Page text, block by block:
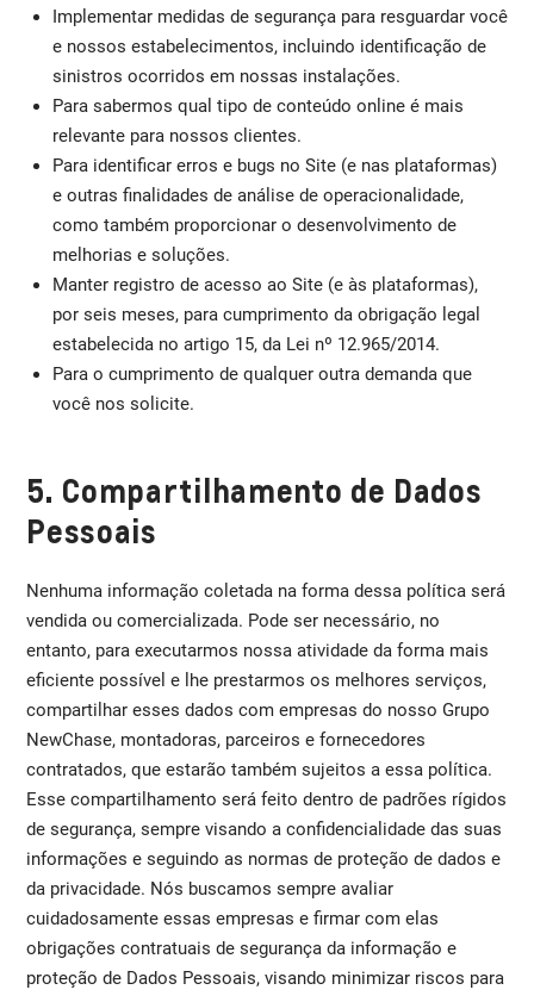
Implementar medidas de segurança para resguardar você
e nossos estabelecimentos, incluindo identificação de
sinistros ocorridos em nossas instalações.
Para sabermos qual tipo de conteúdo online é mais
relevante para nossos clientes.
Para identificar erros e bugs no Site (e nas plataformas)
e outras finalidades de análise de operacionalidade,
como também proporcionar o desenvolvimento de
melhorias e soluções.
Manter registro de acesso ao Site (e às plataformas),
por seis meses, para cumprimento da obrigação legal
estabelecida no artigo 15, da Lei nº 12.965/2014.
Para o cumprimento de qualquer outra demanda que
você nos solicite.
5. Compartilhamento de Dados
Pessoais
Nenhuma informação coletada na forma dessa política será
vendida ou comercializada. Pode ser necessário, no
entanto, para executarmos nossa atividade da forma mais
eficiente possível e lhe prestarmos os melhores serviços,
compartilhar esses dados com empresas do nosso Grupo
NewChase, montadoras, parceiros e fornecedores
contratados, que estarão também sujeitos a essa política.
Esse compartilhamento será feito dentro de padrões rígidos
de segurança, sempre visando a confidencialidade das suas
informações e seguindo as normas de proteção de dados e
da privacidade. Nós buscamos sempre avaliar
cuidadosamente essas empresas e firmar com elas
obrigações contratuais de segurança da informação e
proteção de Dados Pessoais, visando minimizar riscos para